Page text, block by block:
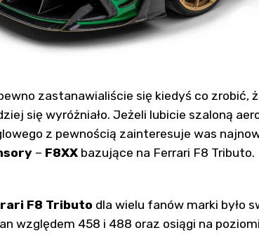
zastanawialiście się kiedyś co zrobić,
się wyróżniało. Jeżeli lubicie szaloną
z pewnością zainteresuje was
– F8XX bazujące na Ferrari F8 Tributo.
F8 Tributo dla wielu fanów marki było
względem 458 i 488 oraz osiągi na